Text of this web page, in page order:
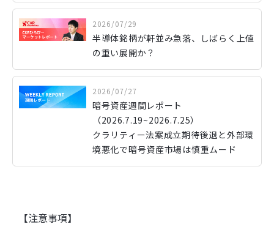
2026/07/29
半導体銘柄が軒並み急落、しばらく上値
の重い展開か？
2026/07/27
暗号資産週間レポート
（2026.7.19~2026.7.25）
クラリティー法案成立期待後退と外部環
境悪化で暗号資産市場は慎重ムード
【注意事項】